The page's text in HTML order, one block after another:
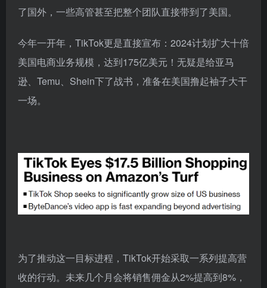
了国外，一些高管甚至把整个团队直接带到了美国。
今年一开年，TikTok更是直接宣布：2024计划扩大十倍
美国电商业务规模，达到175亿美元！无疑是给亚马
逊、Temu、Shein下了战书，准备在美国撸起袖子大干
一场。
为了推动这一目标进程，TikTok开始采取一系列提高营
收的行动。未来几个月会将销售佣金从2%提高到8%，